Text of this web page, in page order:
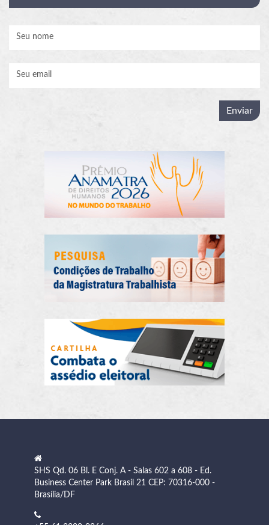
SHS Qd. 06 Bl. E Conj. A - Salas 602 a 608 - Ed.
Business Center Park Brasil 21 CEP: 70316-000 -
Brasília/DF